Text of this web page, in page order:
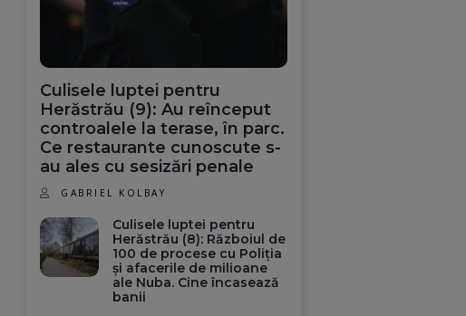
Culisele luptei pentru
Herăstrău (9): Au reînceput
controalele la terase, în parc.
Ce restaurante cunoscute s-
au ales cu sesizări penale
GABRIEL KOLBAY
Culisele luptei pentru
Herăstrău (8): Războiul de
100 de procese cu Poliția
și afacerile de milioane
ale Nuba. Cine încasează
banii